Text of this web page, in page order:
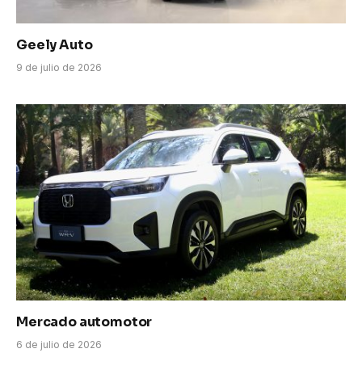
Geely Auto
9 de julio de 2026
Mercado automotor
6 de julio de 2026